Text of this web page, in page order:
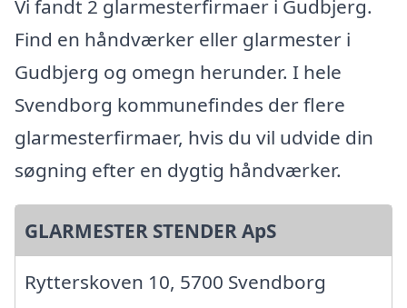
Vi fandt 2 glarmesterfirmaer i Gudbjerg.
Find en håndværker eller glarmester i
Gudbjerg og omegn herunder. I hele
Svendborg kommunefindes der flere
glarmesterfirmaer, hvis du vil udvide din
søgning efter en dygtig håndværker.
GLARMESTER STENDER ApS
Rytterskoven 10, 5700 Svendborg